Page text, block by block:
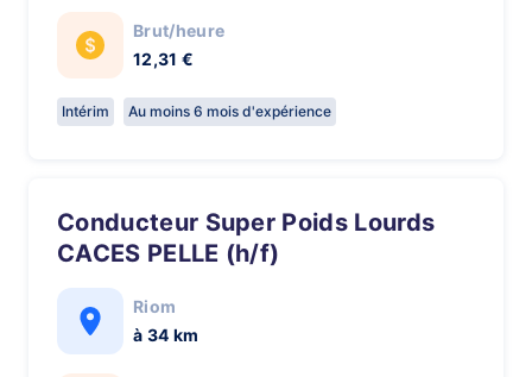
Brut/heure
12,31 €
Intérim Au moins 6 mois d'expérience
Conducteur Super Poids Lourds
CACES PELLE (h/f)
Riom
à 34 km